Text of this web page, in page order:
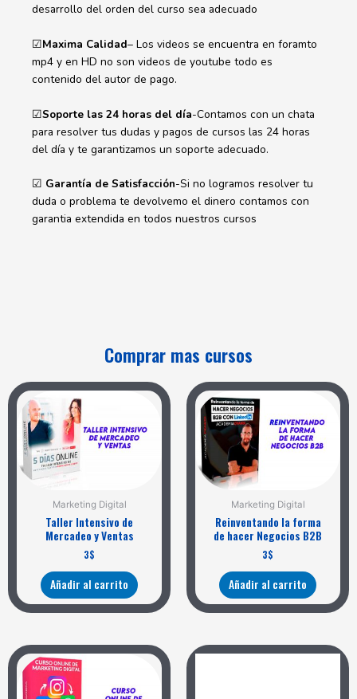
desarrollo del orden del curso sea adecuado
☑Maxima Calidad– Los videos se encuentra en foramto
mp4 y en HD no son videos de youtube todo es
contenido del autor de pago.
☑Soporte las 24 horas del día-Contamos con un chata
para resolver tus dudas y pagos de cursos las 24 horas
del día y te garantizamos un soporte adecuado.
☑ Garantía de Satisfacción-Si no logramos resolver tu
duda o problema te devolvemo el dinero contamos con
garantia extendida en todos nuestros cursos
Comprar mas cursos
Marketing Digital
Taller Intensivo de
Mercadeo y Ventas
3$
Añadir al carrito
Marketing Digital
Reinventando la forma
de hacer Negocios B2B
3$
Añadir al carrito